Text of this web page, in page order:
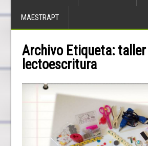
MAESTRAPT
Archivo Etiqueta: taller
lectoescritura